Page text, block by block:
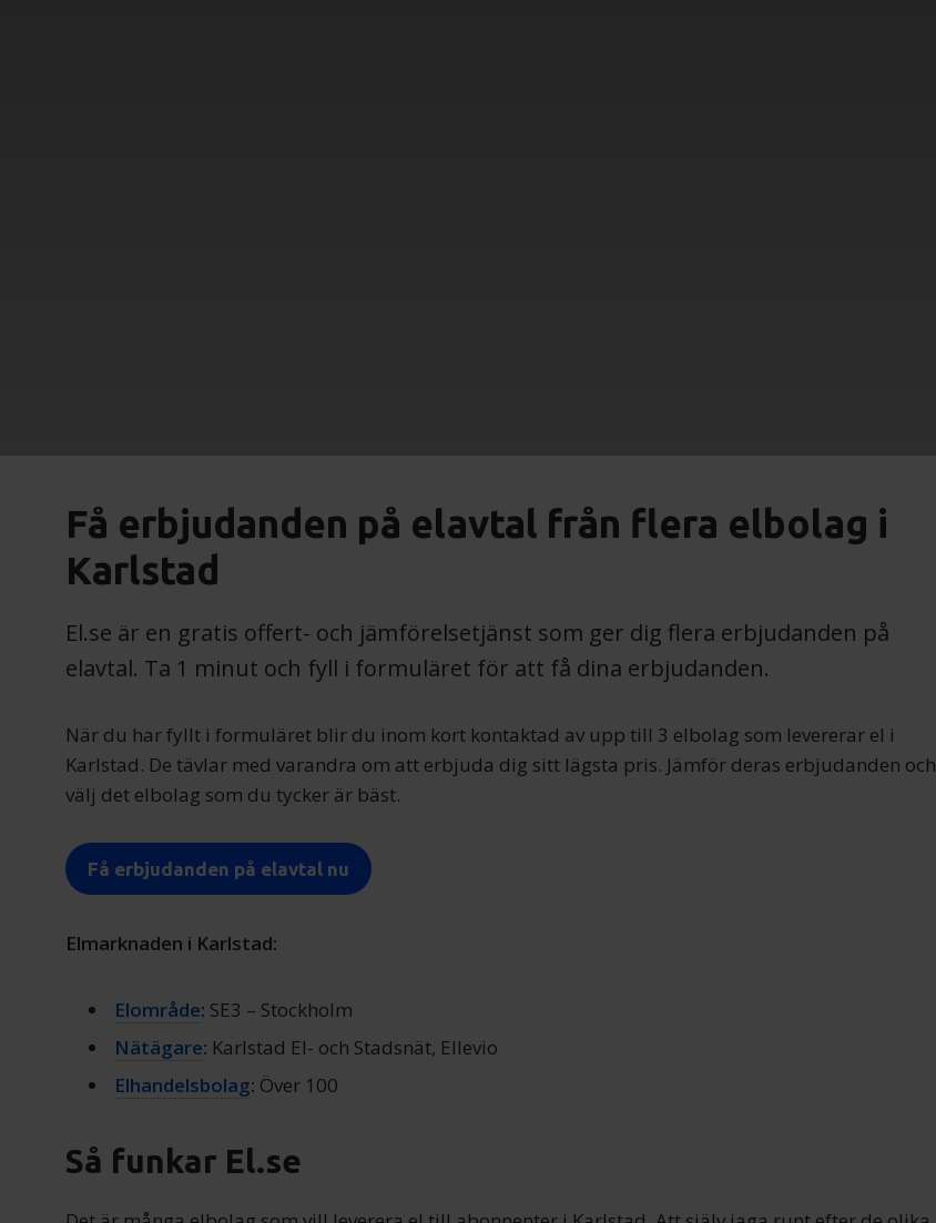
Få erbjudanden på elavtal från flera elbolag i
Karlstad
El.se är en gratis offert- och jämförelsetjänst som ger dig flera erbjudanden på
elavtal. Ta 1 minut och fyll i formuläret för att få dina erbjudanden.
När du har fyllt i formuläret blir du inom kort kontaktad av upp till 3 elbolag som levererar el i
Karlstad. De tävlar med varandra om att erbjuda dig sitt lägsta pris. Jämför deras erbjudanden och
välj det elbolag som du tycker är bäst.
Få erbjudanden på elavtal nu
Elmarknaden i Karlstad:
Elområde: SE3 – Stockholm
Nätägare: Karlstad El- och Stadsnät, Ellevio
Elhandelsbolag: Över 100
Så funkar El.se